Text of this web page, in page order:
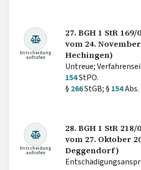
Entscheidung
aufrufen
27. BGH 1 StR
vom 24. November
Hechingen)
Untreue;
154StPO.
§ 266StGB; § 154Abs.
Entscheidung
aufrufen
28. BGH 1 StR
vom 27. Oktober
Deggendorf)